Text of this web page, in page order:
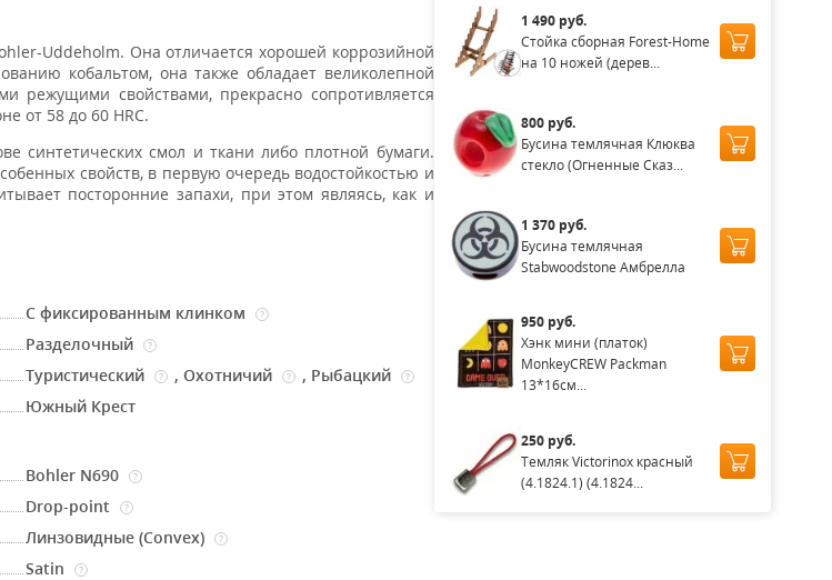
Uddeholm. Она отличается хорошей коррозийной
кобальтом, она также обладает великолепной
режущими свойствами, прекрасно сопротивляется
от 58 до 60 HRC.
синтетических смол и ткани либо плотной бумаги.
свойств, в первую очередь водостойкостью и
посторонние запахи, при этом являясь, как и
С фиксированным клинком ?
Разделочный ?
Туристический ? ,Охотничий ? , Рыбацкий ?
Южный Крест
Bohler N690 ?
Drop-point ?
Линзовидные (Convex) ?
Satin ?
1 490 руб.
Стойка сборная Forest-Home
на 10 ножей (дерев...
800 руб.
Бусина темлячная Клюква
стекло (Огненные Сказ...
1 370 руб.
Бусина темлячная
Stabwoodstone Амбрелла
950 руб.
Хэнк мини (платок)
MonkeyCREW Packman
13*16см...
250 руб.
Темляк Victorinox красный
(4.1824.1) (4.1824...